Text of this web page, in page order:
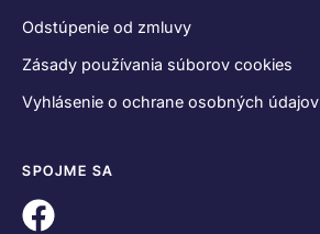
Odstúpenie od zmluvy
Zásady používania súborov cookies
Vyhlásenie o ochrane osobných údajov
SPOJME SA